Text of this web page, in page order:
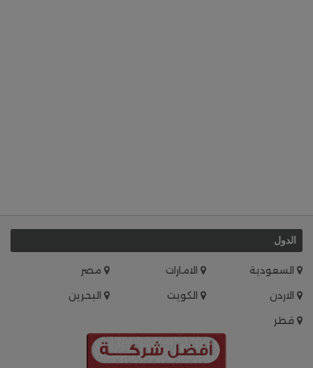
الدول
السعودية الامارات
مصر
الاردن
الكويت
البحرين
قطر